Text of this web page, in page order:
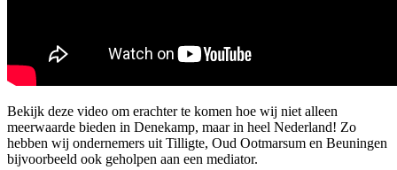
Bekijk deze video om erachter te komen hoe wij niet alleen
meerwaarde bieden in Denekamp, maar in heel Nederland! Zo
hebben wij ondernemers uit Tilligte, Oud Ootmarsum en Beuningen
bijvoorbeeld ook geholpen aan een mediator.